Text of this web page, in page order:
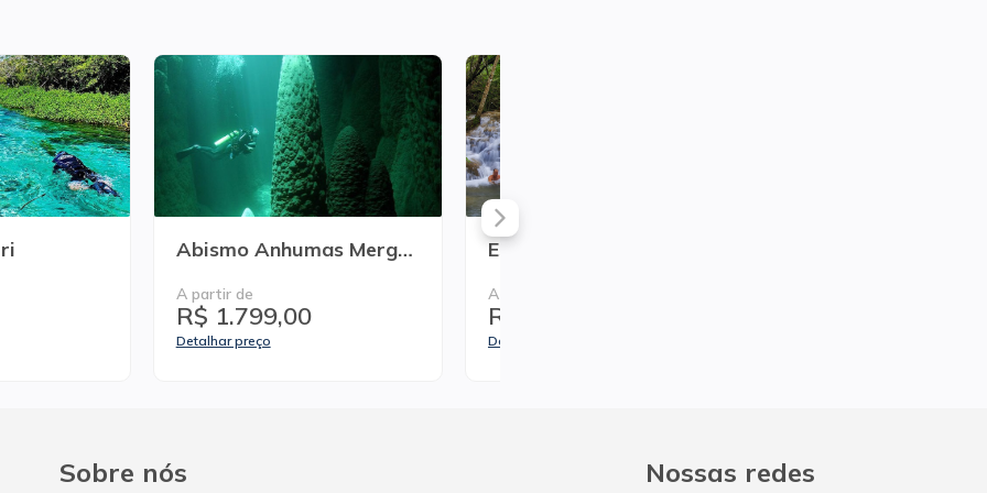
Abismo Anhumas Rapel e Flutuação
A partir de
R$ 1.598,00
Detalhar preço
A partir de
R$ 1.699,00
Detalhar preço
Sobre nós Nossas redes